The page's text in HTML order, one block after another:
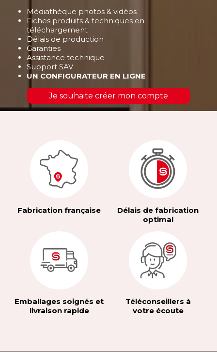
Médiathèque photos & vidéos
Fiches produits & techniques en
téléchargement
Délais de production
Garanties
Assistance technique
Support SAV
UN CONFIGURATEUR EN LIGNE
Je souhaite créer mon compte
Fabrication française
Délais de fabrication
optimal
Emballages soignés et
livraison rapide
Téléconseillers à
votre écoute